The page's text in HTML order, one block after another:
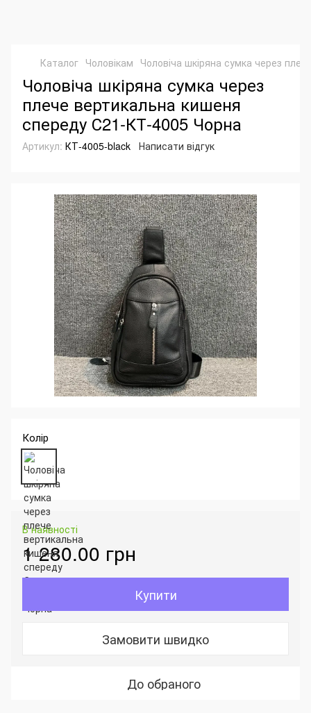
Каталог Чоловікам Чоловіча шкіряна сумка через
Чоловіча шкіряна сумка через
плече вертикальна кишеня
спереду С21-КТ-4005 Чорна
Артикул: КТ-4005-black Написати відгук
Колір
В наявності
1 280.00 грн
Купити
Замовити швидко
До обраного